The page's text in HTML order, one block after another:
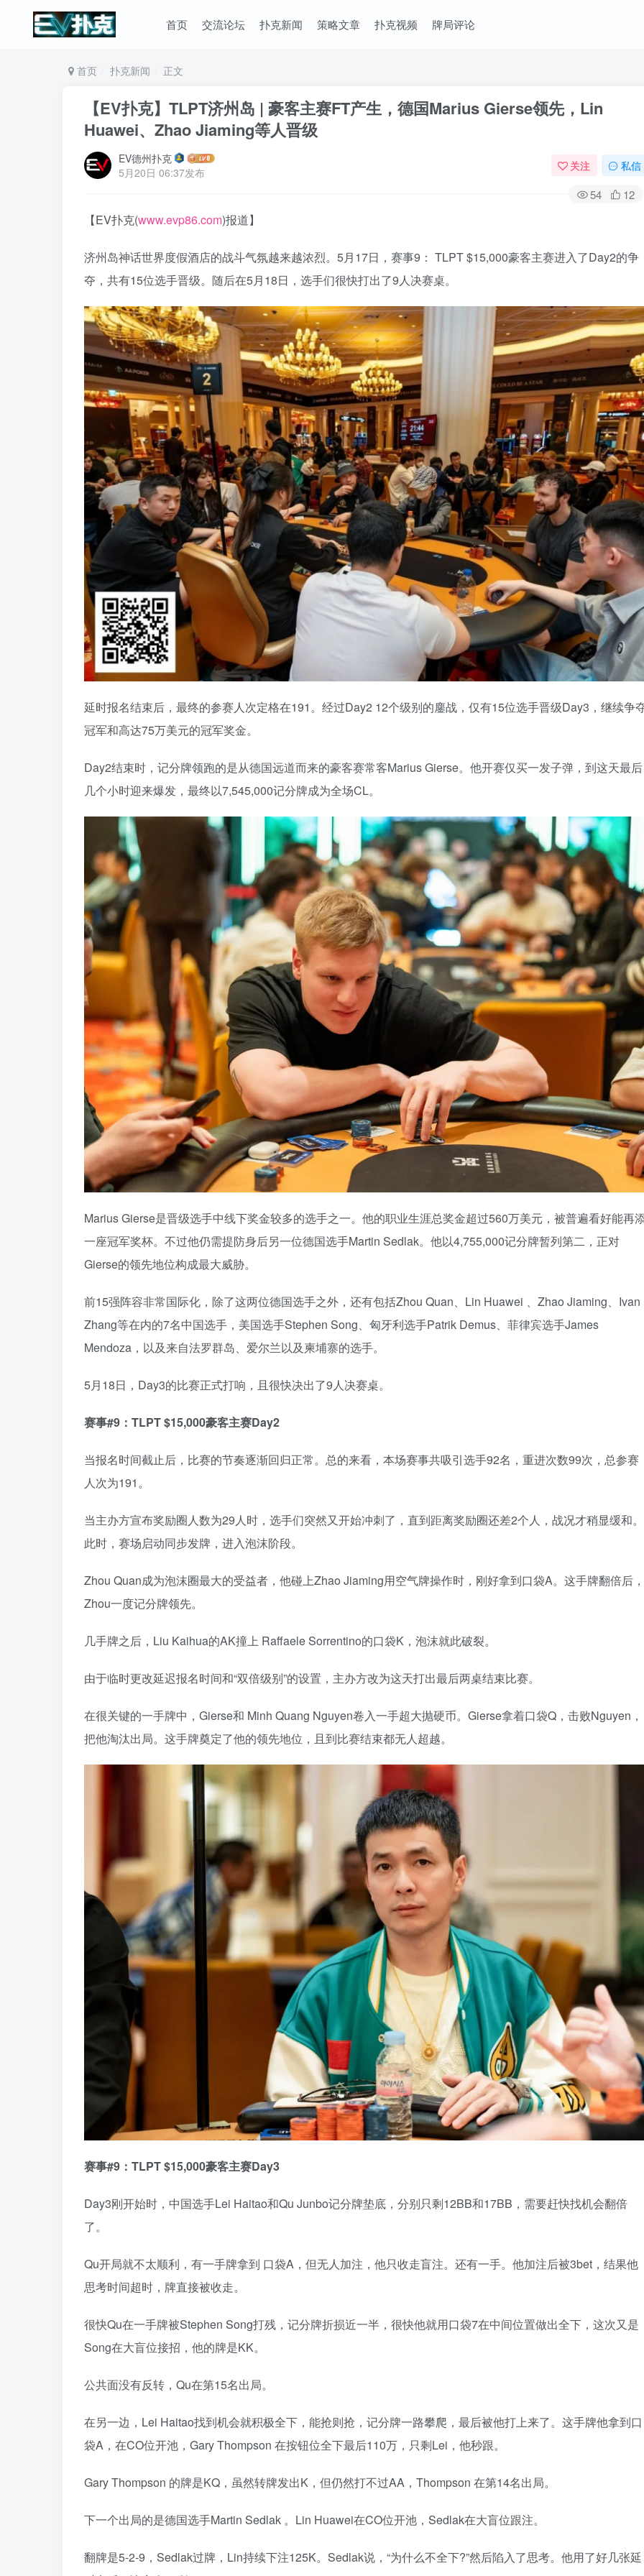
首页 交流论坛 扑克新闻 策略文章 扑克视频 牌局评论
首页 扑克新闻 正文
【EV扑克】TLPT济州岛 | 豪客主赛FT产生，德国Marius Gierse领先，Lin
Huawei、Zhao Jiaming等人晋级
EV德州扑克
5月20日 06:37发布
关注 私信
54 12
【EV扑克(www.evp86.com)报道】
济州岛神话世界度假酒店的战斗气氛越来越浓烈。5月17日，赛事9： TLPT $15,000豪客主赛进入了Day2的争
夺，共有15位选手晋级。随后在5月18日，选手们很快打出了9人决赛桌。
延时报名结束后，最终的参赛人次定格在191。经过Day2 12个级别的鏖战，仅有15位选手晋级Day3，继续争
冠军和高达75万美元的冠军奖金。
Day2结束时，记分牌领跑的是从德国远道而来的豪客赛常客Marius Gierse。他开赛仅买一发子弹，到这天最后
几个小时迎来爆发，最终以7,545,000记分牌成为全场CL。
Marius Gierse是晋级选手中线下奖金较多的选手之一。他的职业生涯总奖金超过560万美元，被普遍看好能再
一座冠军奖杯。不过他仍需提防身后另一位德国选手Martin Sedlak。他以4,755,000记分牌暂列第二，正对
Gierse的领先地位构成最大威胁。
前15强阵容非常国际化，除了这两位德国选手之外，还有包括Zhou Quan、 Lin Huawei 、 Zhao Jiaming、 Ivan
Zhang等在内的7名中国选手，美国选手Stephen Song、匈牙利选手Patrik Demus、菲律宾选手James
Mendoza，以及来自法罗群岛、爱尔兰以及柬埔寨的选手。
5月18日，Day3的比赛正式打响，且很快决出了9人决赛桌。
赛事#9： TLPT $15,000豪客主赛Day2
当报名时间截止后，比赛的节奏逐渐回归正常。总的来看，本场赛事共吸引选手92名，重进次数99次，总参赛
人次为191。
当主办方宣布奖励圈人数为29人时，选手们突然又开始冲刺了，直到距离奖励圈还差2个人，战况才稍显缓和。
此时，赛场启动同步发牌，进入泡沫阶段。
Zhou Quan成为泡沫圈最大的受益者，他碰上Zhao Jiaming用空气牌操作时，刚好拿到口袋A。这手牌翻倍后，
Zhou一度记分牌领先。
几手牌之后，Liu Kaihua的AK撞上 Raffaele Sorrentino的口袋K，泡沫就此破裂。
由于临时更改延迟报名时间和“双倍级别”的设置，主办方改为这天打出最后两桌结束比赛。
在很关键的一手牌中，Gierse和 Minh Quang Nguyen卷入一手超大抛硬币。Gierse拿着口袋Q，击败Nguyen，
把他淘汰出局。这手牌奠定了他的领先地位，且到比赛结束都无人超越。
赛事#9： TLPT $15,000豪客主赛Day3
Day3刚开始时，中国选手Lei Haitao和Qu Junbo记分牌垫底，分别只剩12BB和17BB，需要赶快找机会翻倍
了。
Qu开局就不太顺利，有一手牌拿到 口袋A，但无人加注，他只收走盲注。还有一手。他加注后被3bet，结果他
思考时间超时，牌直接被收走。
很快Qu在一手牌被Stephen Song打残，记分牌折损近一半，很快他就用口袋7在中间位置做出全下，这次又是
Song在大盲位接招，他的牌是KK。
公共面没有反转，Qu在第15名出局。
在另一边，Lei Haitao找到机会就积极全下，能抢则抢，记分牌一路攀爬，最后被他打上来了。这手牌他拿到口
袋A，在CO位开池，Gary Thompson 在按钮位全下最后110万，只剩Lei，他秒跟。
Gary Thompson 的牌是KQ，虽然转牌发出K，但仍然打不过AA，Thompson 在第14名出局。
下一个出局的是德国选手Martin Sedlak 。Lin Huawei在CO位开池，Sedlak在大盲位跟注。
翻牌是5-2-9，Sedlak过牌，Lin持续下注125K。Sedlak说，“为什么不全下?”然后陷入了思考。他用了好几张延